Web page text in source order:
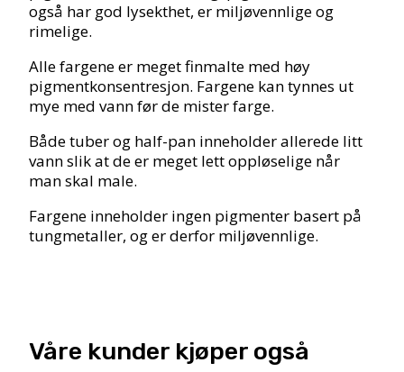
også har god lysekthet, er miljøvennlige og
rimelige.
Alle fargene er meget finmalte med høy
pigmentkonsentresjon. Fargene kan tynnes ut
mye med vann før de mister farge.
Både tuber og half-pan inneholder allerede litt
vann slik at de er meget lett oppløselige når
man skal male.
Fargene inneholder ingen pigmenter basert på
tungmetaller, og er derfor miljøvennlige.
Våre kunder kjøper også